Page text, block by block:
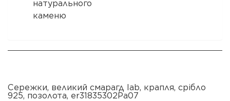
натурального
каменю
Сережки, великий смарагд lab, крапля, срібло
925, позолота, er31835302Pa07